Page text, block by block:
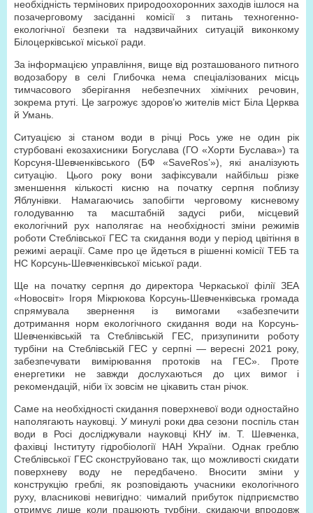
необхідність термінових природоохоронних заходів ішлося на
позачерговому засіданні комісії з питань техногенно-
екологічної безпеки та надзвичайних ситуацій виконкому
Білоцерківської міської ради.
За інформацією управління, вище від розташованого питного
водозабору в селі Глибочка нема спеціалізованих місць
тимчасового зберігання небезпечних хімічних речовин,
зокрема ртуті. Це загрожує здоров’ю жителів міст Біла Церква
й Умань.
Ситуацією зі станом води в річці Рось уже не один рік
стурбовані екозахисники Богуслава (ГО «Хорти Буслава») та
Корсуня-Шевченківського (БФ «SaveRos’»), які аналізують
ситуацію. Цього року вони зафіксували найбільш різке
зменшення кількості кисню на початку серпня поблизу
Яблунівки. Намагаючись запобігти черговому кисневому
голодуванню та масштабній задусі риби, місцевий
екологічний рух наполягає на необхідності зміни режимів
роботи Стеблівської ГЕС та скидання води у період цвітіння в
режимі аерації. Саме про це йдеться в рішенні комісії ТЕБ та
НС Корсунь-Шевченківської міської ради.
Ще на початку серпня до директора Черкаської філії ЗЕА
«Новосвіт» Ігоря Мікрюкова Корсунь-Шевченківська громада
спрямувала звернення із вимогами «забезпечити
дотримання норм екологічного скидання води на Корсунь-
Шевченківській та Стеблівській ГЕС, призупинити роботу
турбіни на Стеблівській ГЕС у серпні — вересні 2021 року,
забезпечувати вимірювання протоків на ГЕС». Проте
енергетики не завжди дослухаються до цих вимог і
рекомендацій, ніби їх зовсім не цікавить стан річок.
Саме на необхідності скидання поверхневої води одностайно
наполягають науковці. У минулі роки два сезони поспіль стан
води в Росі досліджували науковці КНУ ім. Т. Шевченка,
фахівці Інституту гідробіології НАН України. Однак греблю
Стеблівської ГЕС сконструйовано так, що можливості скидати
поверхневу воду не передбачено. Вносити зміни у
конструкцію греблі, як розповідають учасники екологічного
руху, власникові невигідно: чималий прибуток підприємство
отримує лише коли працюють турбіни, скидаючи впродовж